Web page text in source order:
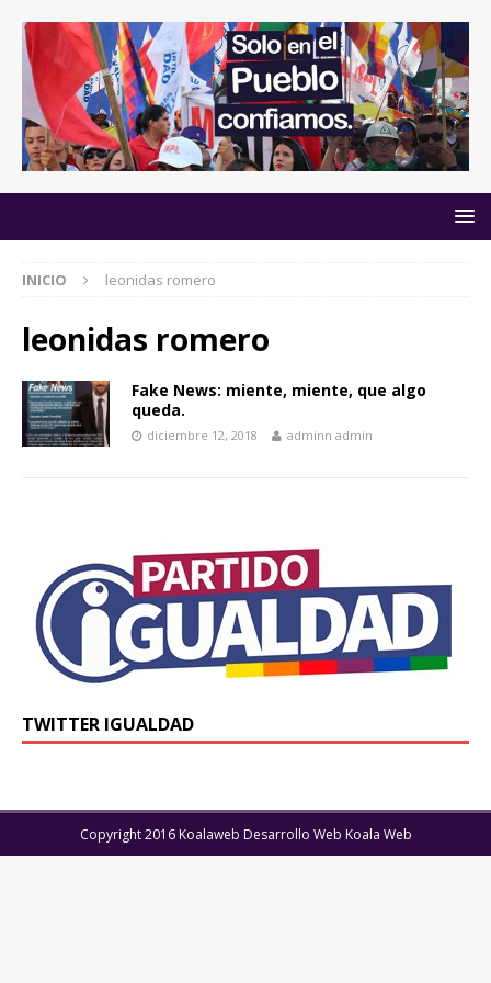
INICIO leonidas romero
leonidas romero
Fake News: miente, miente, que algo
queda.
diciembre 12, 2018 adminn admin
TWITTER IGUALDAD
Copyright 2016 Koalaweb Desarrollo Web Koala Web